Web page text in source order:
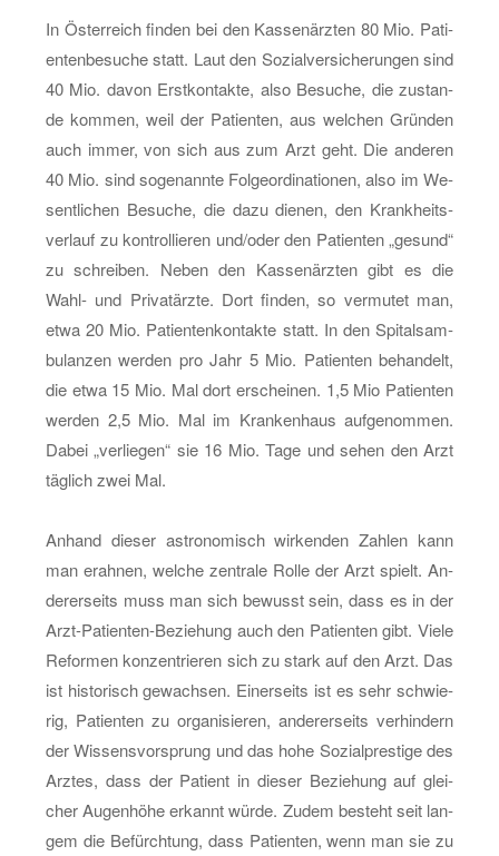
In Ös­ter­reich fin­den bei den Kas­sen­ärz­ten 80 Mio. Pa­ti­
en­ten­be­su­che statt. Laut den So­zi­al­ver­si­che­run­gen sind
40 Mio. davon Erst­kon­tak­te, also Be­su­che, die zu­stan­
de kom­men, weil der Pa­ti­en­ten, aus wel­chen Grün­den
auch immer, von sich aus zum Arzt geht. Die an­de­ren
40 Mio. sind so­ge­nann­te Fol­ge­or­di­na­tio­nen, also im We­
sent­li­chen Be­su­che, die dazu die­nen, den Krank­heits­
ver­lauf zu kon­trol­lie­ren und/oder den Pa­ti­en­ten „ge­sund“
zu schrei­ben. Neben den Kas­sen­ärz­ten gibt es die
Wahl- und Pri­vat­ärz­te. Dort fin­den, so ver­mu­tet man,
etwa 20 Mio. Pa­ti­en­ten­kon­tak­te statt. In den Spi­tals­am­
bu­lan­zen wer­den pro Jahr 5 Mio. Pa­ti­en­ten be­han­delt,
die etwa 15 Mio. Mal dort er­schei­nen. 1,5 Mio Pa­ti­en­ten
wer­den 2,5 Mio. Mal im Kran­ken­haus auf­ge­nom­men.
Dabei „ver­lie­gen“ sie 16 Mio. Tage und sehen den Arzt
täg­lich zwei Mal.
An­hand die­ser as­tro­no­misch wir­ken­den Zah­len kann
man er­ah­nen, wel­che zen­tra­le Rolle der Arzt spielt. An­
de­rer­seits muss man sich be­wusst sein, dass es in der
Arzt-Pa­ti­en­ten-Be­zie­hung auch den Pa­ti­en­ten gibt. Viele
Re­for­men kon­zen­trie­ren sich zu stark auf den Arzt. Das
ist his­to­risch ge­wach­sen. Ei­ner­seits ist es sehr schwie­
rig, Pa­ti­en­ten zu or­ga­ni­sie­ren, an­de­rer­seits ver­hin­dern
der Wis­sens­vor­sprung und das hohe So­zi­al­pres­ti­ge des
Arz­tes, dass der Pa­ti­ent in die­ser Be­zie­hung auf glei­
cher Au­gen­hö­he er­kannt würde. Zudem be­steht seit lan­
gem die Be­fürch­tung, dass Pa­ti­en­ten, wenn man sie zu